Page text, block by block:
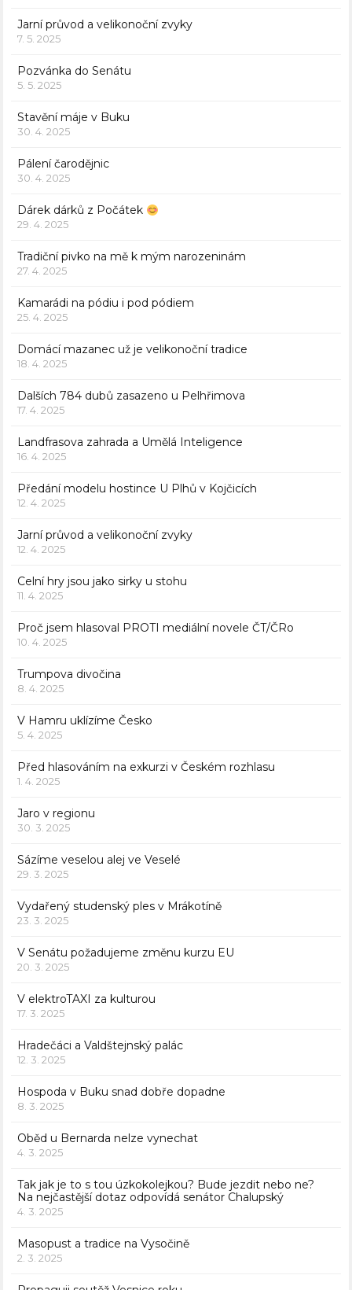
Jarní průvod a velikonoční zvyky
7. 5. 2025
Pozvánka do Senátu
5. 5. 2025
Stavění máje v Buku
30. 4. 2025
Pálení čarodějnic
30. 4. 2025
Dárek dárků z Počátek
29. 4. 2025
Tradiční pivko na mě k mým narozeninám
27. 4. 2025
Kamarádi na pódiu i pod pódiem
25. 4. 2025
Domácí mazanec už je velikonoční tradice
18. 4. 2025
Dalších 784 dubů zasazeno u Pelhřimova
17. 4. 2025
Landfrasova zahrada a Umělá Inteligence
16. 4. 2025
Předání modelu hostince U Plhů v Kojčicích
12. 4. 2025
Jarní průvod a velikonoční zvyky
12. 4. 2025
Celní hry jsou jako sirky u stohu
11. 4. 2025
Proč jsem hlasoval PROTI mediální novele ČT/ČRo
10. 4. 2025
Trumpova divočina
8. 4. 2025
V Hamru uklízíme Česko
5. 4. 2025
Před hlasováním na exkurzi v Českém rozhlasu
1. 4. 2025
Jaro v regionu
30. 3. 2025
Sázíme veselou alej ve Veselé
29. 3. 2025
Vydařený studenský ples v Mrákotíně
23. 3. 2025
V Senátu požadujeme změnu kurzu EU
20. 3. 2025
V elektroTAXI za kulturou
17. 3. 2025
Hradečáci a Valdštejnský palác
12. 3. 2025
Hospoda v Buku snad dobře dopadne
8. 3. 2025
Oběd u Bernarda nelze vynechat
4. 3. 2025
Tak jak je to s tou úzkokolejkou? Bude jezdit nebo ne?
Na nejčastější dotaz odpovídá senátor Chalupský
4. 3. 2025
Masopust a tradice na Vysočině
2. 3. 2025